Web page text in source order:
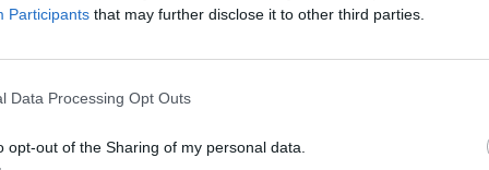
Participants that may further disclose it to other third parties.
Data Processing Opt Outs
opt-out of the Sharing of my personal data.
ad